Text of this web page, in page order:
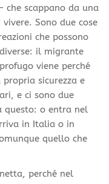
che scappano da una
Sono due cose
che possono
il migrante
viene perché
sicurezza e
e ci sono due
questo: o entra nel
in Italia o in
quello che
perché nel